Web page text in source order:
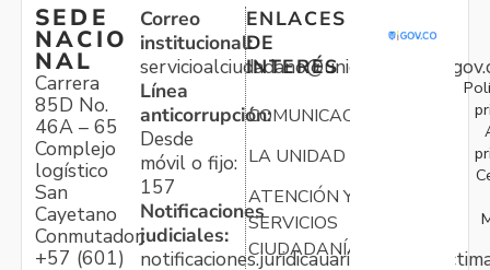
SEDE
NACIO
NAL
Carrera
85D No.
46A – 65
Complejo
logístico
San
Cayetano
Conmutador:
+57 (601)
Correo
institucional:
Línea
anticorrupción:
Desde
móvil o fijo:
157
Notificaciones
judiciales:
ENLACES
DE
INTERÉS
COMUNICACIONES
LA UNIDAD
ATENCIÓN Y
SERVICIOS
CIUDADANÍA